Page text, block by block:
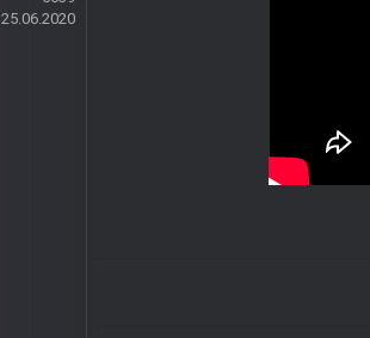
25.06.2020